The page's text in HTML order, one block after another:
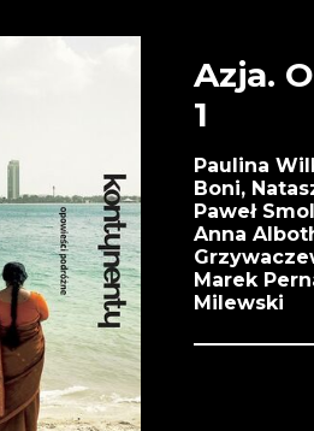
Azja.
1
Paulina
Boni,
Paweł
Anna
Marek
Milewski